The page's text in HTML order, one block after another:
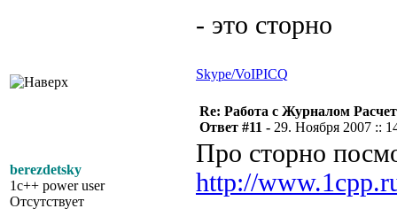
- это сторно
Skype/VoIPICQ
berezdetsky
1c++ power user
Отсутствует
Re: Работа с Журналом
Ответ #11 - 29. Ноября 2007 ::
Про сторно
http://